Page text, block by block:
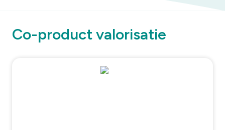
Co-product valorisatie